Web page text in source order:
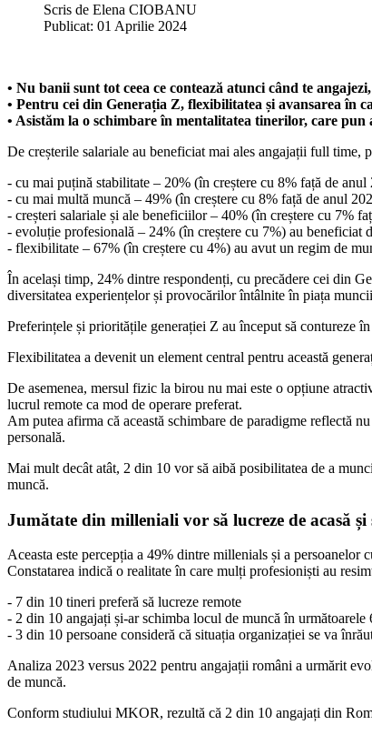
Scris de Elena CIOBANU
Publicat: 01 Aprilie 2024
• Nu banii sunt tot ceea ce contează atunci când te
• Pentru cei din Generația Z, flexibilitatea și avansarea în
• Asistăm la o schimbare în mentalitatea tinerilor, care
De creșterile salariale au beneficiat mai ales angajații full time,
- cu mai puțină stabilitate – 20% (în creștere cu 8% față de
- cu mai multă muncă – 49% (în creștere cu 8% față de anul
- creșteri salariale și ale beneficiilor – 40% (în creștere cu 7%
- evoluție profesională – 24% (în creștere cu 7%) au
- flexibilitate – 67% (în creștere cu 4%) au avut un regim de
În același timp, 24% dintre respondenți, cu precădere cei din
diversitatea experiențelor și provocărilor întâlnite în piața
Preferințele și prioritățile generației Z au început să contureze
Flexibilitatea a devenit un element central pentru această
De asemenea, mersul fizic la birou nu mai este o opțiune
lucrul remote ca mod de operare preferat.
Am putea afirma că această schimbare de paradigme reflectă
personală.
Mai mult decât atât, 2 din 10 vor să aibă posibilitatea de a
muncă.
Jumătate din milleniali vor să lucreze de acasă
Aceasta este percepția a 49% dintre millenials și a persoanelor
Constatarea indică o realitate în care mulți profesioniști au
- 7 din 10 tineri preferă să lucreze remote
- 2 din 10 angajați și-ar schimba locul de muncă în următoarele
- 3 din 10 persoane consideră că situația organizației se va
Analiza 2023 versus 2022 pentru angajații români a urmărit
de muncă.
Conform studiului MKOR, rezultă că 2 din 10 angajați din